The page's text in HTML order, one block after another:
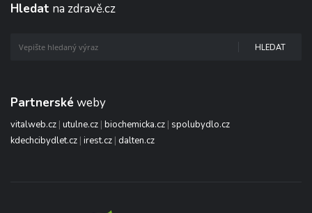
Hledat na zdravě.cz
HLEDAT
Partnerské weby
vitalweb.cz utulne.cz biochemicka.cz spolubydlo.cz
kdechcibydlet.cz irest.cz dalten.cz